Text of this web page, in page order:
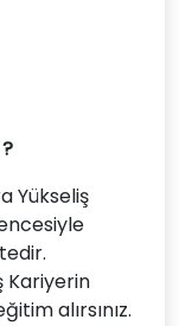
Yükseliş
Kariyerin
alırsınız.